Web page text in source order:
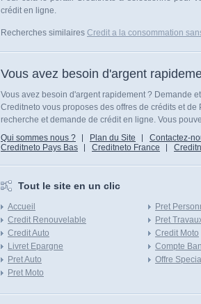
crédit en ligne.
Recherches similaires Credit a la consommation
Vous avez besoin d'argent
Vous avez besoin d'argent rapidement ? Demande
Creditneto vous proposes des offres de crédits et
recherche et demande de crédit en ligne. Vous
Qui sommes nous ?
Plan du Site Contactez-
Creditneto Pays Bas
Creditneto France
Tout le site en un clic
Accueil
Credit Renouvelable
Credit Auto
Livret Epargne
Pret Auto
Pret Moto
Pret
Pret
Credit Moto
Compte
Offre